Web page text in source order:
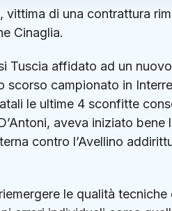
vittima di una contrattura
Cinaglia.
Tuscia affidato ad un
scorso campionato in
le ultime 4 sconfitte
aveva iniziato
contro l’Avellino
le qualità